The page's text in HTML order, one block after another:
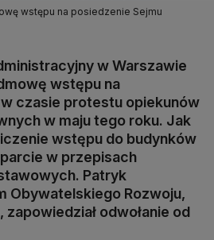
wstępu na posiedzenie Sejmu
w Warszawie
wstępu na
czasie protestu opiekunów
w maju tego roku. Jak
wstępu do budynków
w przepisach
Patryk
Obywatelskiego Rozwoju,
zapowiedział odwołanie od